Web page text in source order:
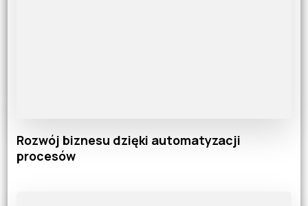
Rozwój biznesu dzięki automatyzacji
procesów